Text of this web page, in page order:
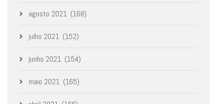
agosto 2021 (168)
julho 2021 (152)
junho 2021 (154)
maio 2021 (165)